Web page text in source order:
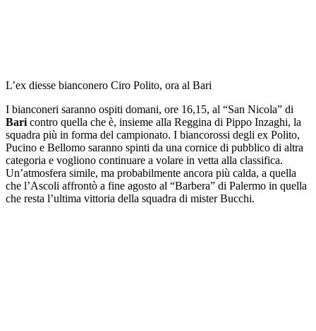
L’ex diesse bianconero Ciro Polito, ora al Bari
I bianconeri saranno ospiti domani, ore 16,15, al “San Nicola” di
Bari contro quella che è, insieme alla Reggina di Pippo Inzaghi, la
squadra più in forma del campionato. I biancorossi degli ex Polito,
Pucino e Bellomo saranno spinti da una cornice di pubblico di altra
categoria e vogliono continuare a volare in vetta alla classifica.
Un’atmosfera simile, ma probabilmente ancora più calda, a quella
che l’Ascoli affrontò a fine agosto al “Barbera” di Palermo in quella
che resta l’ultima vittoria della squadra di mister Bucchi.